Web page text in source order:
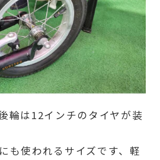
輪は12インチのタイヤが装
も使われるサイズです、軽